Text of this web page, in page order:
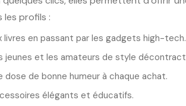
profils :
livres en passant par les gadgets high-tech.
et les amateurs de style
de bonne humeur à chaque achat.
élégants et éducatifs.